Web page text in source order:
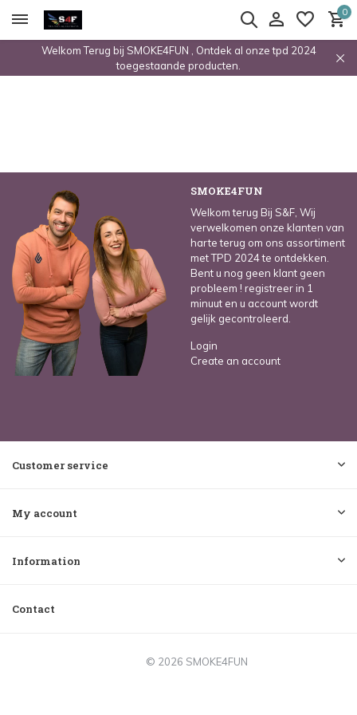
0
Welkom Terug bij SMOKE4FUN , Ontdek al onze tpd 2024
toegestaande producten.
SMOKE4FUN
Welkom terug Bij S&F, Wij
verwelkomen onze klanten van
harte terug om ons assortiment
met TPD 2024 te ontdekken.
Bent u nog geen klant geen
probleem ! registreer in 1
minuut en u account wordt
gelijk gecontroleerd.
Login
Create an account
Customer service
My account
Information
Contact
© 2026 SMOKE4FUN